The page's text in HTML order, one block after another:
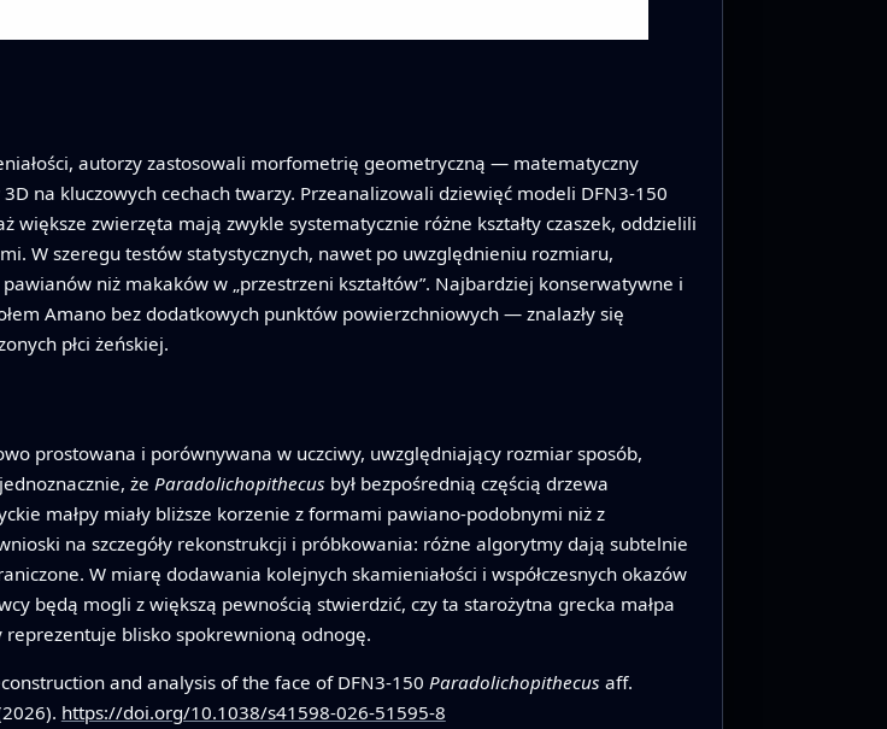
autorzy zastosowali morfometrię geometryczną — matematyczny
na kluczowych cechach twarzy. Przeanalizowali dziewięć modeli DFN3-150
większe zwierzęta mają zwykle systematycznie różne kształty czaszek, oddzielili
W szeregu testów statystycznych, nawet po uwzględnieniu rozmiaru,
niż makaków w „przestrzeni kształtów”. Najbardziej konserwatywne i
Amano bez dodatkowych punktów powierzchniowych — znalazły się
płci żeńskiej.
prostowana i porównywana w uczciwy, uwzględniający rozmiar sposób,
że Paradolichopithecus był bezpośrednią częścią drzewa
małpy miały bliższe korzenie z formami pawiano-podobnymi niż z
na szczegóły rekonstrukcji i próbkowania: różne algorytmy dają subtelnie
W miarę dodawania kolejnych skamieniałości i współczesnych okazów
będą mogli z większą pewnością stwierdzić, czy ta starożytna grecka małpa
reprezentuje blisko spokrewnioną odnogę.
and analysis of the face of DFN3-150 Paradolichopithecus aff.
https://doi.org/10.1038/s41598-026-51595-8